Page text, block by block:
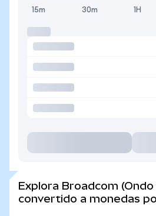
15m 30m 1H
Explora Broadcom (Ondo
convertido a monedas